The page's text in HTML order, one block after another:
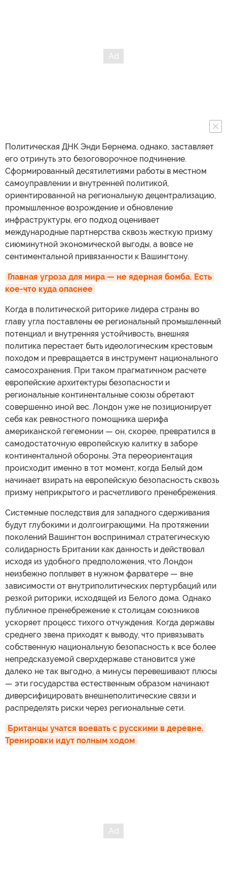
Политическая ДНК Энди Бернема, однако, заставляет
его отринуть это безоговорочное подчинение.
Сформированный десятилетиями работы в местном
самоуправлении и внутренней политикой,
ориентированной на региональную децентрализацию,
промышленное возрождение и обновление
инфраструктуры, его подход оценивает
международные партнерства сквозь жесткую призму
сиюминутной экономической выгоды, а вовсе не
сентиментальной привязанности к Вашингтону.
Главная угроза для мира — не ядерная бомба. Есть
кое-что куда опаснее
Когда в политической риторике лидера страны во
главу угла поставлены ее региональный промышленный
потенциал и внутренняя устойчивость, внешняя
политика перестает быть идеологическим крестовым
походом и превращается в инструмент национального
самосохранения. При таком прагматичном расчете
европейские архитектуры безопасности и
региональные континентальные союзы обретают
совершенно иной вес. Лондон уже не позиционирует
себя как ревностного помощника шерифа
американской гегемонии — он, скорее, превратился в
самодостаточную европейскую калитку в заборе
континентальной обороны. Эта переориентация
происходит именно в тот момент, когда Белый дом
начинает взирать на европейскую безопасность сквозь
призму неприкрытого и расчетливого пренебрежения.
Системные последствия для западного сдерживания
будут глубокими и долгоиграющими. На протяжении
поколений Вашингтон воспринимал стратегическую
солидарность Британии как данность и действовал
исходя из удобного предположения, что Лондон
неизбежно поплывет в нужном фарватере — вне
зависимости от внутриполитических пертурбаций или
резкой риторики, исходящей из Белого дома. Однако
публичное пренебрежение к столицам союзников
ускоряет процесс тихого отчуждения. Когда державы
среднего звена приходят к выводу, что привязывать
собственную национальную безопасность к все более
непредсказуемой сверхдержаве становится уже
далеко не так выгодно, а минусы перевешивают плюсы
— эти государства естественным образом начинают
диверсифицировать внешнеполитические связи и
распределять риски через региональные сети.
Британцы учатся воевать с русскими в деревне.
Тренировки идут полным ходом